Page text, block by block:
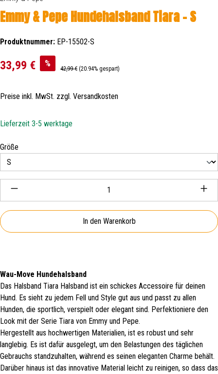
Emmy & Pepe Hundehalsband Tiara - S
Produktnummer: EP-15502-S
Verkaufspreis:
33,99 € % Regulärer Preis:
42,99 € (20.94% gespart)
Preise inkl. MwSt. zzgl. Versandkosten
Lieferzeit 3-5 werktage
Größe
Produkt Anzahl: Gib den gewünschten Wert ein oder
In den Warenkorb
Wau-Move Hundehalsband
Das Halsband Tiara Halsband ist ein schickes Accessoire für deinen
Hund. Es sieht zu jedem Fell und Style gut aus und passt zu allen
Hunden, die sportlich, verspielt oder elegant sind. Perfektioniere den
Look mit der Serie Tiara von Emmy und Pepe.
Hergestellt aus hochwertigen Materialien, ist es robust und sehr
langlebig. Es ist dafür ausgelegt, um den Belastungen des täglichen
Gebrauchs standzuhalten, während es seinen eleganten Charme behält.
Darüber hinaus ist das innovative Material leicht zu reinigen, so dass das